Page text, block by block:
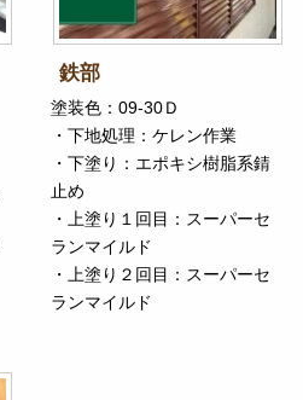
鉄部
塗装色：09-30Ｄ
・下地処理：ケレン作業
・下塗り：エポキシ樹脂系錆
止め
・上塗り１回目：スーパーセ
ランマイルド
・上塗り２回目：スーパーセ
ランマイルド